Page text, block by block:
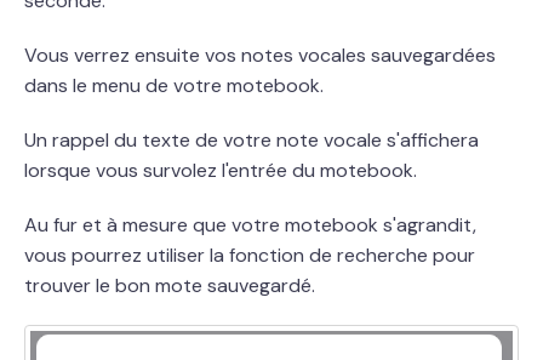
Vous verrez ensuite vos notes vocales sauvegardées
dans le menu de votre motebook.
Un rappel du texte de votre note vocale s'affichera
lorsque vous survolez l'entrée du motebook.
Au fur et à mesure que votre motebook s'agrandit,
vous pourrez utiliser la fonction de recherche pour
trouver le bon mote sauvegardé.